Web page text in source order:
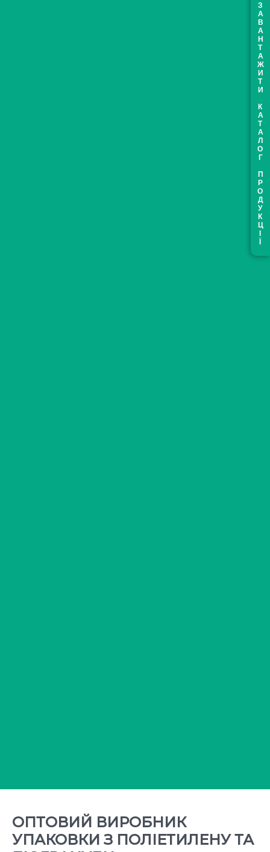
ОПТОВИЙ ВИРОБНИК
УПАКОВКИ З ПОЛІЕТИЛЕНУ ТА
ЗАВАНТАЖИТИ КАТАЛОГ ПРОДУКЦІЇ